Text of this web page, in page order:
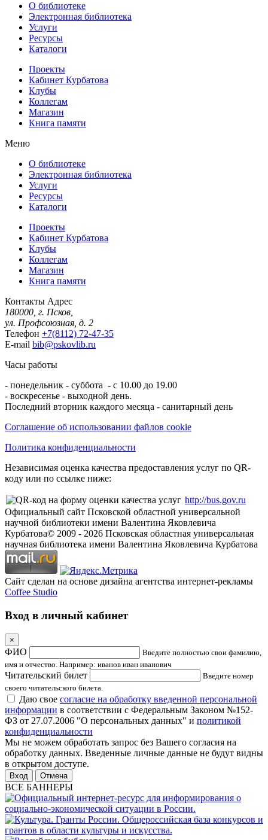
О библиотеке
Электронная библиотека
Услуги
Ресурсы
Каталоги
Проекты
Кабинет Курбатова
Клубы
Коллегам
Магазин
Книга памяти
Меню
О библиотеке
Электронная библиотека
Услуги
Ресурсы
Каталоги
Проекты
Кабинет Курбатова
Клубы
Коллегам
Магазин
Книга памяти
Контакты Адрес
180000, г. Псков,
ул. Профсоюзная, д. 2
Телефон +7(8112) 72-47-35
E-mail bib@pskovlib.ru
Часы работы
- понедельник - суббота - с 10.00 до 19.00
- воскресенье - выходной день.
Последний вторник каждого месяца - санитарный день
Соглашение об использовании файлов cookie
Политика конфиденциальности
Независимая оценка качества предоставления услуг по QR-
коду или по ссылке ниже:
http://bus.gov.ru
Официальный сайт Псковской областной универсальной
научной библиотеки имени Валентина Яковлевича
Курбатова© 2009 - 2026 Псковская областная универсальная
научная библиотека имени Валентина Яковлевича Курбатова
Сайт сделан на основе дизайна агентства интернет-рекламы
Coffee Studio
Вход в личный кабинет
×
ФИО
Введите полностью свои фамилию,
имя и отчество. Например: иванов иван иванович
Читательский билет
Введите номер
своего читательского билета.
Даю свое согласие на обработку введенной персональной
информации в соответствии с Федеральным Законом №152-
ФЗ от 27.07.2006 "О персональных данных" и политикой
конфиденциальности
Мы не можем обработать запрос без Вашего согласия на
обработку данных. Введенные личные данные не будут видны
в открытом доступе.
Отмена
ВСЕ БАННЕРЫ